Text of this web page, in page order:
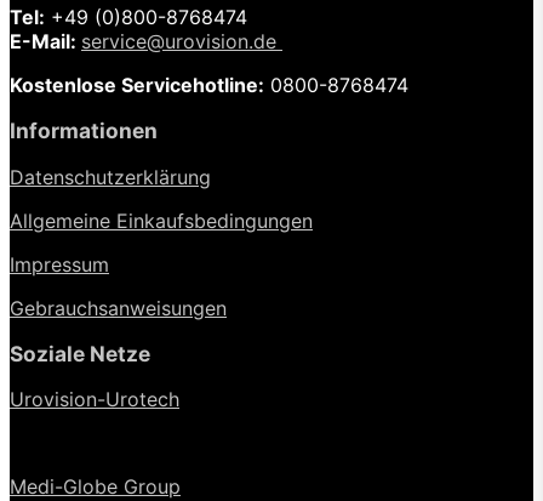
Tel: +49 (0)800-8768474
E-Mail: service@urovision.de
Kostenlose Servicehotline: 0800-8768474
Informationen
Datenschutzerklärung
Allgemeine Einkaufsbedingungen
Impressum
Gebrauchsanweisungen
Soziale Netze
Urovision-Urotech
Medi-Globe Group